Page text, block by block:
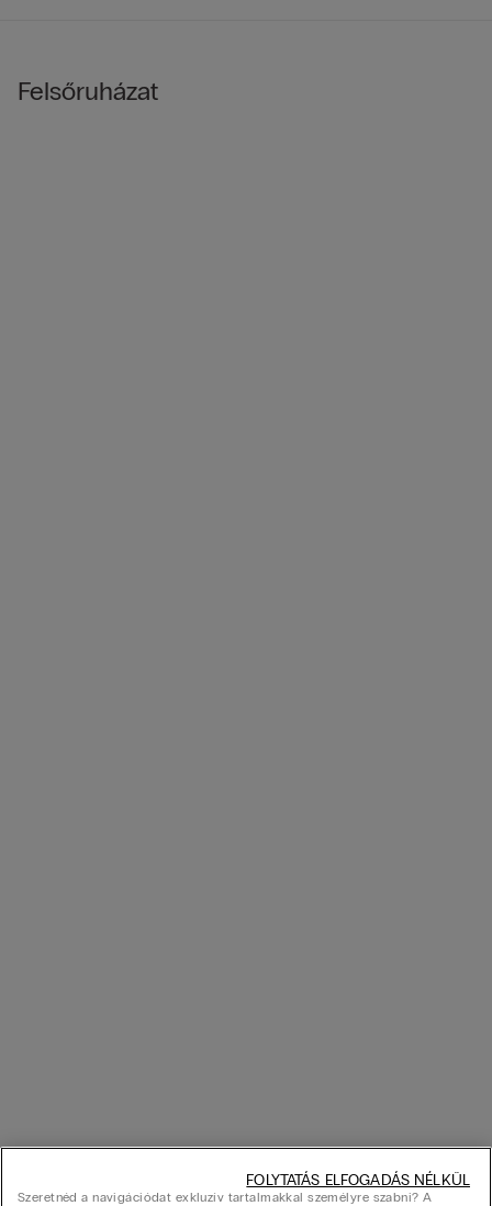
Felsőruházat
Szeretnéd a navigációdat exkluzív tartalmakkal személyre szabni? A
FOLYTATÁS ELFOGADÁS NÉLKÜL